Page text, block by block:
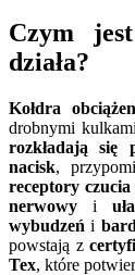
Czym
działa?
Kołdra
drobnymi
rozkładają się
nacisk,
receptory czucia
nerwowy i
wybudzeń i
powstają z
Tex, które